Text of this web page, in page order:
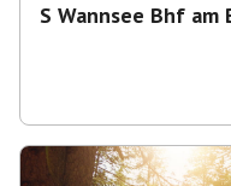
S Wannsee Bhf am